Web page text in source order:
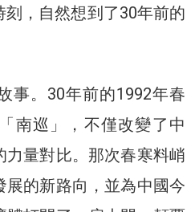
，自然想到了30年前的
事。30年前的1992年春
南巡」，不僅改變了中
力量對比。那次春寒料峭
展的新路向，並為中國今